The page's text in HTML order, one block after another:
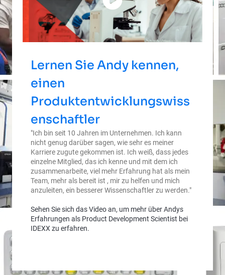
Lernen Sie Andy kennen,
einen
Produktentwicklungswiss
enschaftler
"Ich bin seit 10 Jahren im Unternehmen. Ich kann
nicht genug darüber sagen, wie sehr es meiner
Karriere zugute gekommen ist. Ich weiß, dass jedes
einzelne Mitglied, das ich kenne und mit dem ich
zusammenarbeite, viel mehr Erfahrung hat als mein
Team, mehr als bereit ist , mir zu helfen und mich
anzuleiten, ein besserer Wissenschaftler zu werden."
Sehen Sie sich das Video an, um mehr über Andys
Erfahrungen als Product Development Scientist bei
IDEXX zu erfahren.